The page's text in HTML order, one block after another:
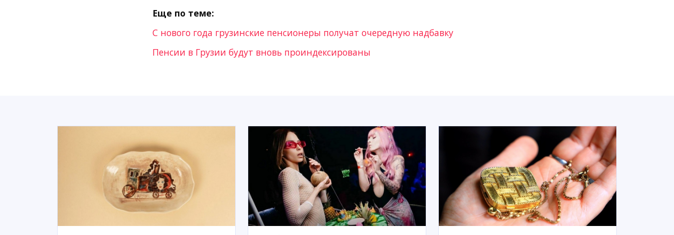
Еще по теме:
С нового года грузинские пенсионеры получат очередную надбавку
Пенсии в Грузии будут вновь проиндексированы